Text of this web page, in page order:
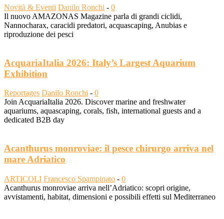
Novità & Eventi Danilo Ronchi - 0
Il nuovo AMAZONAS Magazine parla di grandi ciclidi,
Nannocharax, caracidi predatori, acquascaping, Anubias e
riproduzione dei pesci
AcquariaItalia 2026: Italy’s Largest Aquarium
Exhibition
Reportages Danilo Ronchi - 0
Join AcquariaItalia 2026. Discover marine and freshwater
aquariums, aquascaping, corals, fish, international guests and a
dedicated B2B day
Acanthurus monroviae: il pesce chirurgo arriva nel
mare Adriatico
ARTICOLI Francesco Spampinato - 0
Acanthurus monroviae arriva nell’Adriatico: scopri origine,
avvistamenti, habitat, dimensioni e possibili effetti sul Mediterraneo